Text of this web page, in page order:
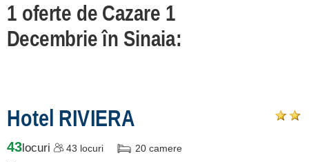
1 oferte de Cazare 1
Decembrie în Sinaia:
Hotel RIVIERA
43locuri 43 locuri 20 camere
[2 oferte la 17.6 km]
despre C A R T A ®